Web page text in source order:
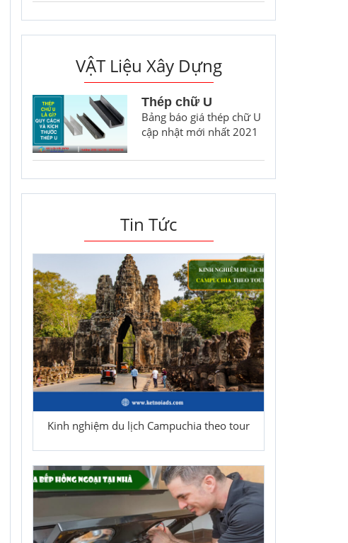
VẬT Liệu Xây Dựng
Thép chữ U
Bảng báo giá thép chữ U
cập nhật mới nhất 2021
Tin Tức
Kinh nghiệm du lịch Campuchia theo tour